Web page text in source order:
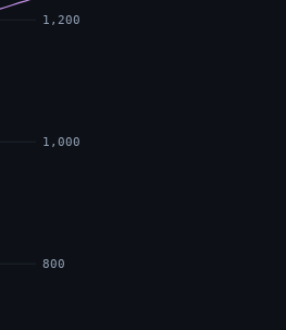
800
1,000
1,200